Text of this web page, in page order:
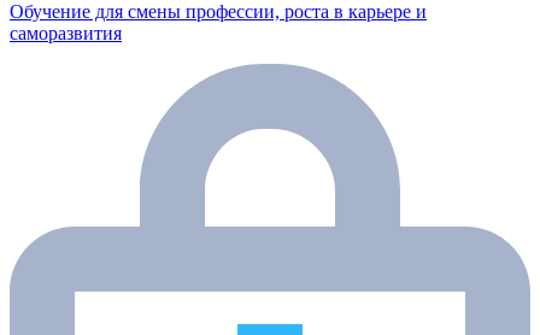
Обучение для смены профессии, роста в карьере и
саморазвития